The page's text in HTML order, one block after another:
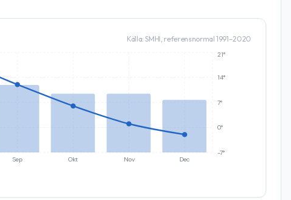
Källa: SMHI, referensnormal 1991–2020
Sep Okt Nov Dec
-7°
0°
7°
14°
21°